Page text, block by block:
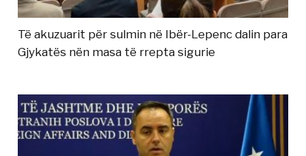
Të akuzuarit për sulmin në Ibër-Lepenc dalin para
Gjykatës nën masa të rrepta sigurie